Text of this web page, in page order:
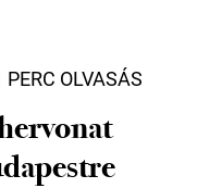
PERC OLVASÁS